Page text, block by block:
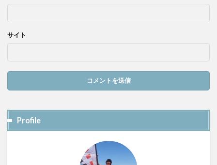
サイト
Profile